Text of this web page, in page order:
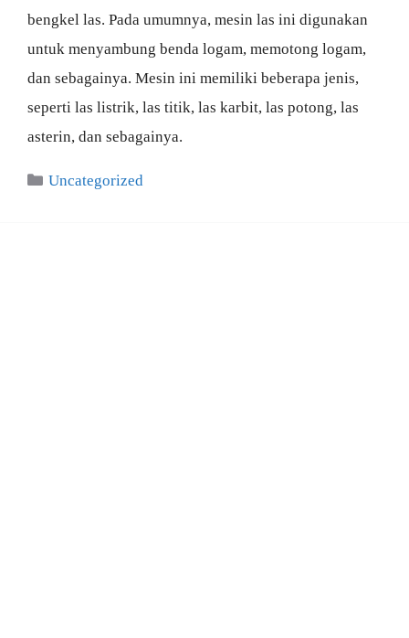
bengkel las. Pada umumnya, mesin las ini digunakan
untuk menyambung benda logam, memotong logam,
dan sebagainya. Mesin ini memiliki beberapa jenis,
seperti las listrik, las titik, las karbit, las potong, las
asterin, dan sebagainya.
Categories
Uncategorized